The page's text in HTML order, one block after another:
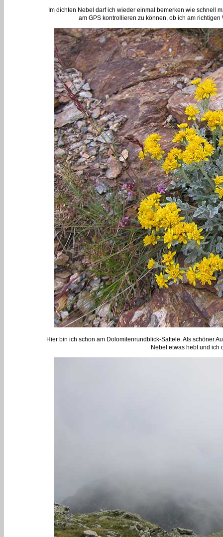
Im dichten Nebel darf ich wieder einmal bemerken wie schnell
am GPS kontrollieren zu können, ob ich am
Hier bin ich schon am Dolomitenrundblick-Sattele. Als schöner
Nebel etwas hebt und ich